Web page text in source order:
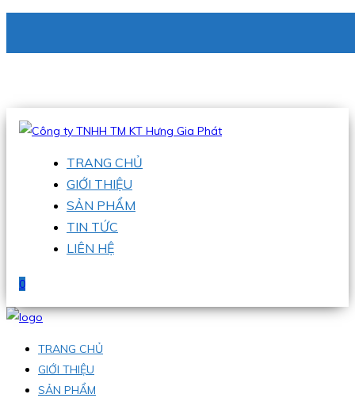
Hotline:0938 336 079
TRANG CHỦ
GIỚI THIỆU
SẢN PHẨM
TIN TỨC
LIÊN HỆ
0
TRANG CHỦ
GIỚI THIỆU
SẢN PHẨM